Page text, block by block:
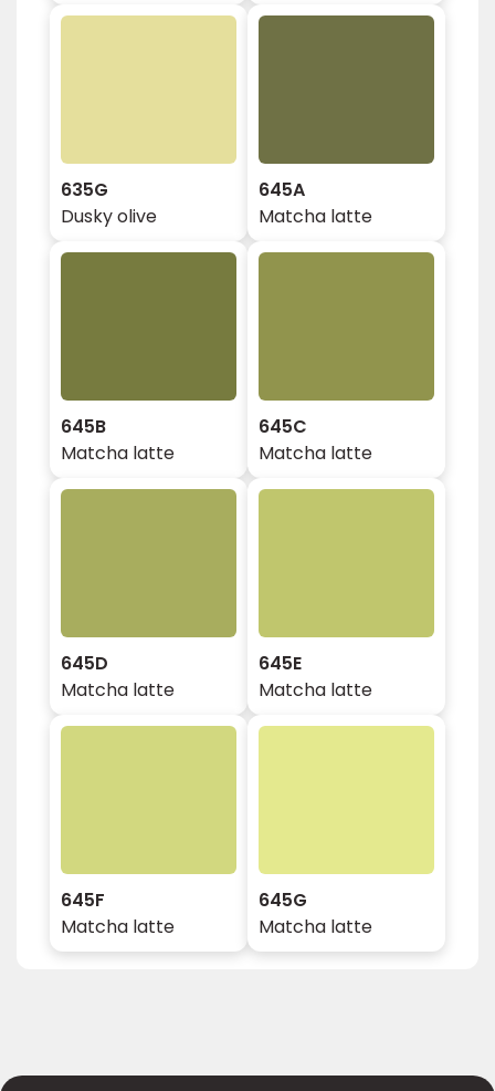
635G
Dusky olive
645A
Matcha latte
645B
Matcha latte
645C
Matcha latte
645D
Matcha latte
645E
Matcha latte
645F
Matcha latte
645G
Matcha latte